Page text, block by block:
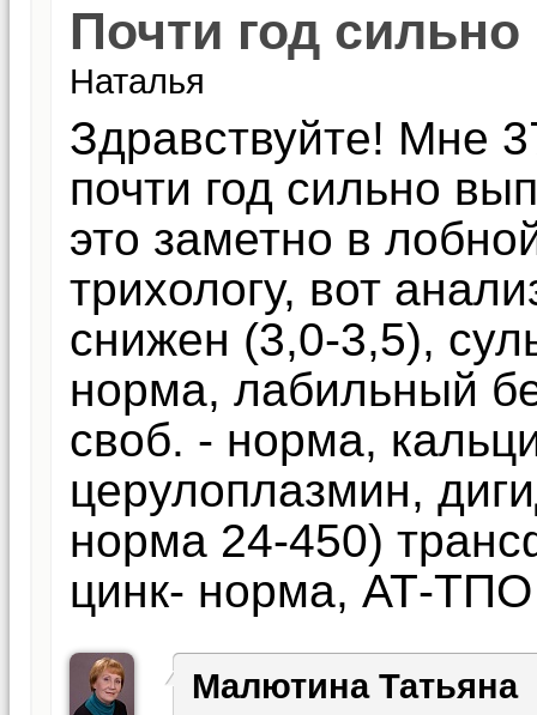
Почти год
Наталья
Здравствуйте! Мне
почти год сильно
это заметно в
трихологу, вот
снижен (3,0-3,5),
норма, лабильный
своб. - норма,
церулоплазмин,
норма 24-450)
цинк- норма, АТ-
Малютина Татьяна